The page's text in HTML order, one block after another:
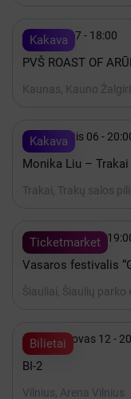
Kakava
 Spalis 17 - 18:00
PVŠ ROAST OF
Kaunas, Kauno
Kakava
 Rugpjūtis 06 -
Monika Liu – Trakai
Trakai, Trakų salos
Ticketmarket
 Rugpjūtis 07 -
Vasaros festivalis
Šiauliai, Šiaulių parko
Bilietai
 2027 Kovas 12 -
BI-2
Vilnius, Arena Vilnius